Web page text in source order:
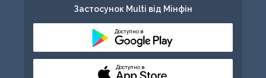
Застосунок Multi від Мінфін
Доступно в
Доступно в